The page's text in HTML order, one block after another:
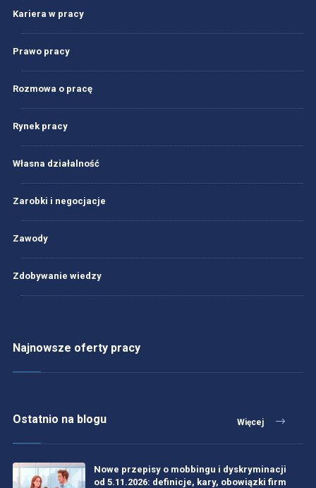
Kariera w pracy
Prawo pracy
Rozmowa o pracę
Rynek pracy
Własna działalność
Zarobki i negocjacje
Zawody
Zdobywanie wiedzy
Najnowsze oferty pracy
Ostatnio na blogu Więcej
Nowe przepisy o mobbingu i dyskryminacji
od 5.11.2026: definicje, kary, obowiązki firm